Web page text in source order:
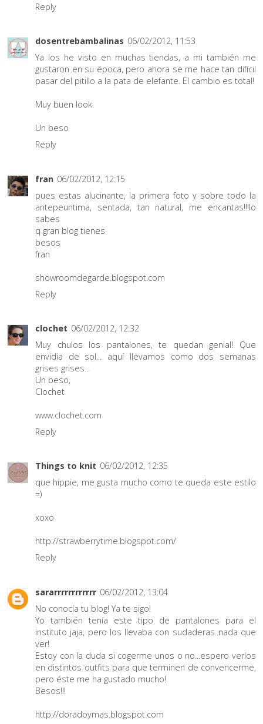
Reply
dosentrebambalinas 06/02/2012, 11:53
Ya los he visto en muchas tiendas, a mi también me
gustaron en su época, pero ahora se me hace tan difícil
pasar del pitillo a la pata de elefante. El cambio es total!
Muy buen look.
Un beso
Reply
fran 06/02/2012, 12:15
pues estas alucinante, la primera foto y sobre todo la
antepeuntima, sentada, tan natural, me encantas!!!lo
sabes
q gran blog tienes
besos
fran
showroomdegarde.blogspot.com
Reply
clochet 06/02/2012, 12:32
Muy chulos los pantalones, te quedan genial! Que
envidia de sol... aquí llevamos como dos semanas
grises grises...
Un beso,
Clochet
www.clochet.com
Reply
Things to knit 06/02/2012, 12:35
que hippie, me gusta mucho como te queda este estilo
=)
xoxo
http://strawberrytime.blogspot.com/
Reply
sararrrrrrrrrrrr 06/02/2012, 13:04
No conocía tu blog! Ya te sigo!
Yo también tenía este tipo de pantalones para el
instituto jaja, pero los llevaba con sudaderas..nada que
ver!
Estoy con la duda si cogerme unos o no...espero verlos
en distintos outfits para que terminen de convencerme,
pero éste me ha gustado mucho!
Besos!!!
http://doradoymas.blogspot.com